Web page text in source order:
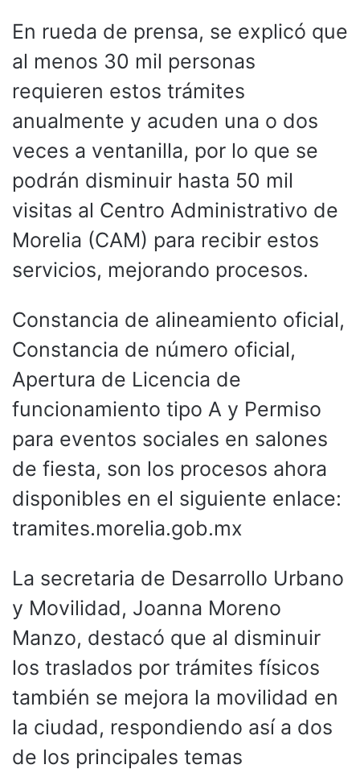
En rueda de prensa, se explicó que
al menos 30 mil personas
requieren estos trámites
anualmente y acuden una o dos
veces a ventanilla, por lo que se
podrán disminuir hasta 50 mil
visitas al Centro Administrativo de
Morelia (CAM) para recibir estos
servicios, mejorando procesos.
Constancia de alineamiento oficial,
Constancia de número oficial,
Apertura de Licencia de
funcionamiento tipo A y Permiso
para eventos sociales en salones
de fiesta, son los procesos ahora
disponibles en el siguiente enlace:
tramites.morelia.gob.mx
La secretaria de Desarrollo Urbano
y Movilidad, Joanna Moreno
Manzo, destacó que al disminuir
los traslados por trámites físicos
también se mejora la movilidad en
la ciudad, respondiendo así a dos
de los principales temas